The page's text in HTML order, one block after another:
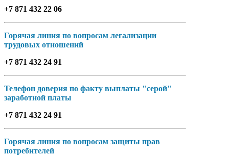
+7 871 432 22 06
Горячая линия по вопросам легализации
трудовых отношений
+7 871 432 24 91
Телефон доверия по факту выплаты "серой"
заработной платы
+7 871 432 24 91
Горячая линия по вопросам защиты прав
потребителей